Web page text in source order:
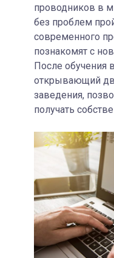
проводников в
без проблем
современного
познакомят с
После обучения
открывающий
заведения,
получать